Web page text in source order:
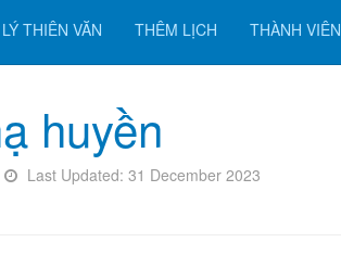
THIÊN VĂN THÊM LỊCH THÀNH VIÊN
huyền
Last Updated: 31 December 2023